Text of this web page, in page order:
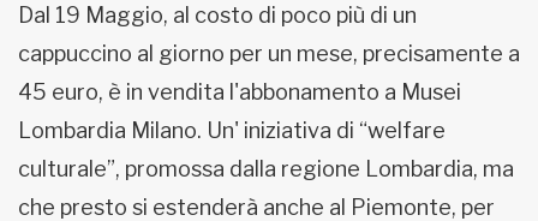
Dal 19 Maggio, al costo di poco più di un
cappuccino al giorno per un mese, precisamente a
45 euro, è in vendita l'abbonamento a Musei
Lombardia Milano. Un' iniziativa di “welfare
culturale”, promossa dalla regione Lombardia, ma
che presto si estenderà anche al Piemonte, per